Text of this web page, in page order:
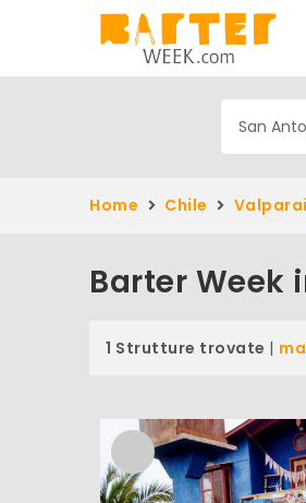
Home Chile
Barter Week
1 Strutture trovate |